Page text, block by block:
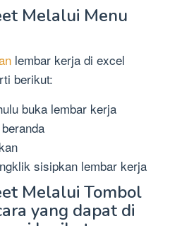
Melalui Menu
lembar kerja di excel
berikut:
buka lembar kerja
sisipkan lembar kerja
Melalui Tombol
yang dapat di